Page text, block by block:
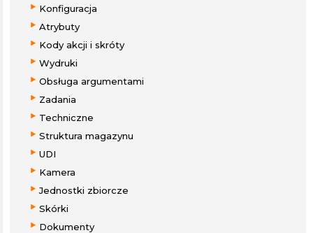
Konfiguracja
Atrybuty
Kody akcji i skróty
Wydruki
Obsługa argumentami
Zadania
Techniczne
Struktura magazynu
UDI
Kamera
Jednostki zbiorcze
Skórki
Dokumenty